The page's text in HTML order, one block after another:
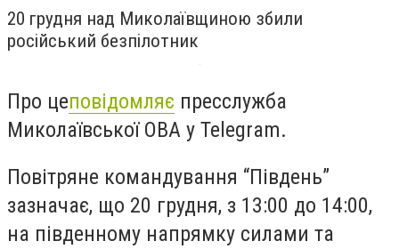
20 грудня над Миколаївщиною збили
російський безпілотник
Про цеповідомляє пресслужба
Миколаївської ОВА у Telegram.
Повітряне командування “Південь”
зазначає, що 20 грудня, з 13:00 до 14:00,
на південному напрямку силами та